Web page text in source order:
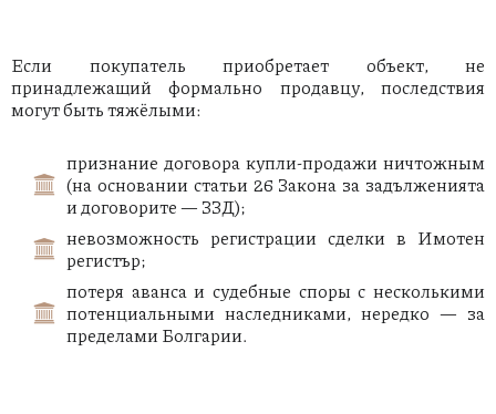
Если покупатель приобретает объект, не
принадлежащий формально продавцу, последствия
могут быть тяжёлыми:
признание договора купли-продажи ничтожным
(на основании статьи 26 Закона за задълженията
и договорите — ЗЗД);
невозможность регистрации сделки в Имотен
регистър;
потеря аванса и судебные споры с несколькими
потенциальными наследниками, нередко — за
пределами Болгарии.